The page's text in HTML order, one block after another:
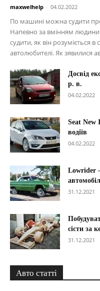
maxwelhelp - 04.02.2022
По машині можна судити
Напевно за вмінням
судити, як він розуміється
автолюбителі. Як зявилися
Досвід
р. в.
04.02.2022
Seat New
водіїв
04.02.2022
Lowrider
31.12.2021
сісти за
31.12.2021
Авто статті